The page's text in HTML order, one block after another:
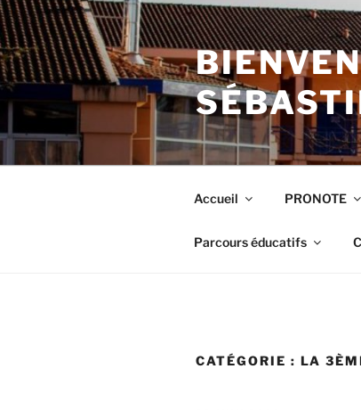
Aller
au
contenu
principal
Accueil PRONOTE
Parcours éducatifs
CATÉGORIE : LA